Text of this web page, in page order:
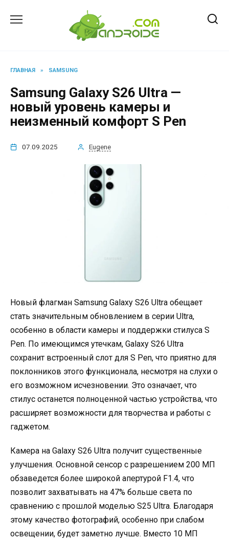
ГЛАВНАЯ » SAMSUNG
Samsung Galaxy S26 Ultra —
новый уровень камеры и
неизменный комфорт S Pen
07.09.2025 Eugene
Новый флагман Samsung Galaxy S26 Ultra обещает
стать значительным обновлением в серии Ultra,
особенно в области камеры и поддержки стилуса S
Pen. По имеющимся утечкам, Galaxy S26 Ultra
сохранит встроенный слот для S Pen, что приятно для
поклонников этого функционала, несмотря на слухи о
его возможном исчезновении. Это означает, что
стилус останется полноценной частью устройства, что
расширяет возможности для творчества и работы с
гаджетом.
Камера на Galaxy S26 Ultra получит существенные
улучшения. Основной сенсор с разрешением 200 МП
обзаведется более широкой апертурой F1.4, что
позволит захватывать на 47% больше света по
сравнению с прошлой моделью S25 Ultra. Благодаря
этому качество фотографий, особенно при слабом
освещении, будет заметно лучше. Вместо 10 МП